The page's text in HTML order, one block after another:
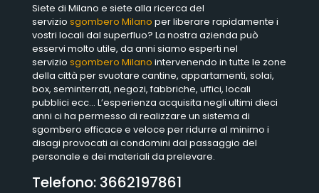
Siete di Milano e siete alla ricerca del
servizio sgombero Milano per liberare rapidamente i
vostri locali dal superfluo? La nostra azienda può
esservi molto utile, da anni siamo esperti nel
servizio sgombero Milano intervenendo in tutte le zone
della città per svuotare cantine, appartamenti, solai,
box, seminterrati, negozi, fabbriche, uffici, locali
pubblici ecc… L’esperienza acquisita negli ultimi dieci
anni ci ha permesso di realizzare un sistema di
sgombero efficace e veloce per ridurre al minimo i
disagi provocati ai condomini dal passaggio del
personale e dei materiali da prelevare.
Telefono: 3662197861